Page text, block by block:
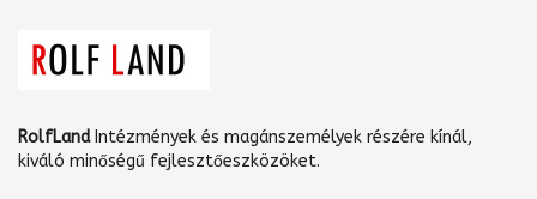
RolfLandIntézmények és magánszemélyek részére kínál,
kiváló minőségű fejlesztőeszközöket.